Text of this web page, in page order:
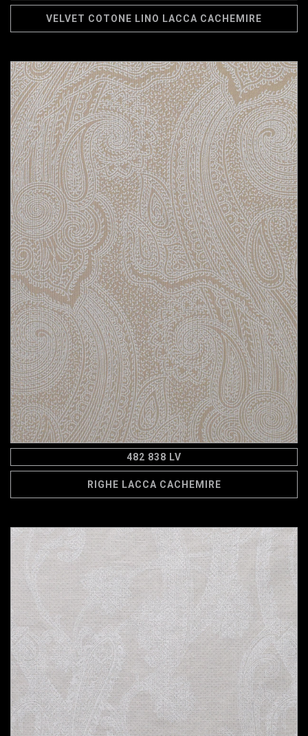
VELVET COTONE LINO LACCA CACHEMIRE
482 838 LV
RIGHE LACCA CACHEMIRE